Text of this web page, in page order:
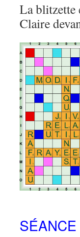
La blitzette
Claire